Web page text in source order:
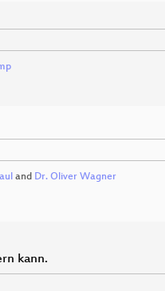
and Dr. Oliver Wagner
kann.